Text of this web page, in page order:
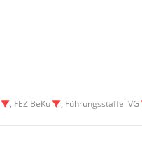
, FEZ BeKu , Führungsstaffel VG